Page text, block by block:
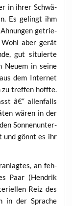
in ihrer Schwä­
Es gelingt ihm
Ahnun­gen getrie­
aber gerät
gut situ­ier­te
Neu­em in sei­ne
dem Inter­net
zu tref­fen hoff­te.
â€“ allen­falls
wären in der
Son­nen­un­ter­
und gönnt es ihr
an feh­
Paar (Hen­drik
Reiz des
in der Spra­che